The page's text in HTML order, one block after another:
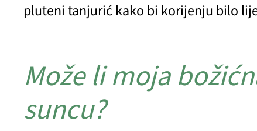
pluteni tanjurić kako bi korijenju bilo
Može li moja
suncu?